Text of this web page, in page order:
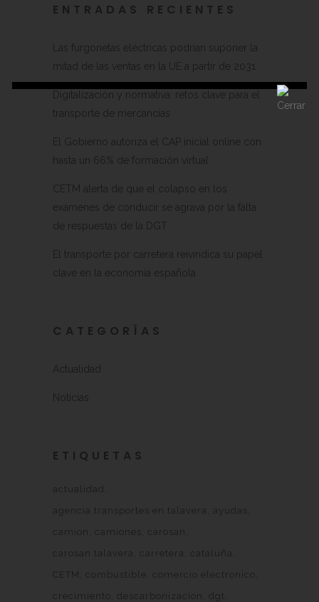
ENTRADAS RECIENTES
Las furgonetas eléctricas podrían suponer la
mitad de las ventas en la UE a partir de 2031
Digitalización y normativa: retos clave para el
transporte de mercancías
El Gobierno autoriza el CAP inicial online con
hasta un 66% de formación virtual
CETM alerta de que el colapso en los
exámenes de conducir se agrava por la falta
de respuestas de la DGT
El transporte por carretera reivindica su papel
clave en la economía española
CATEGORÍAS
Actualidad
Noticias
ETIQUETAS
actualidad
agencia transportes en talavera
ayudas
camion
camiones
carosan
carosan talavera
carretera
cataluña
CETM
combustible
comercio electronico
crecimiento
descarbonizacion
dgt